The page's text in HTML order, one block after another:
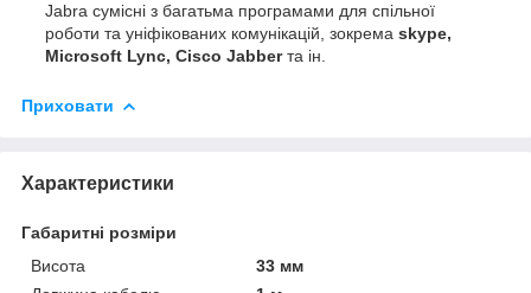
Jabra сумісні з багатьма програмами для спільної
роботи та уніфікованих комунікацій, зокрема skype,
Microsoft Lync, Cisco Jabberта ін.
Приховати
Характеристики
Габаритні розміри
Висота
33 мм